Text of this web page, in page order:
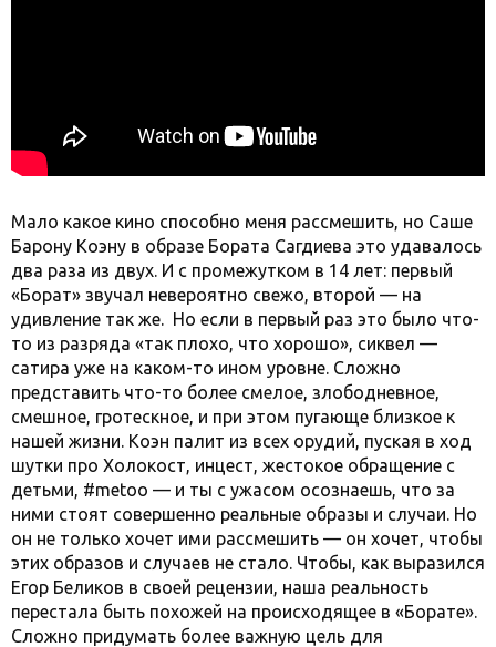
Мало какое кино способно меня рассмешить, но Саше
Барону Коэну в образе Бората Сагдиева это удавалось
два раза из двух. И с промежутком в 14 лет: первый
«Борат» звучал невероятно свежо, второй — на
удивление так же. Но если в первый раз это было что-
то из разряда «так плохо, что хорошо», сиквел —
сатира уже на каком-то ином уровне. Сложно
представить что-то более смелое, злободневное,
смешное, гротескное, и при этом пугающе близкое к
нашей жизни. Коэн палит из всех орудий, пуская в ход
шутки про Холокост, инцест, жестокое обращение с
детьми, #metoo — и ты с ужасом осознаешь, что за
ними стоят совершенно реальные образы и случаи. Но
он не только хочет ими рассмешить — он хочет, чтобы
этих образов и случаев не стало. Чтобы, как выразился
Егор Беликов в своей рецензии, наша реальность
перестала быть похожей на происходящее в «Борате».
Сложно придумать более важную цель для